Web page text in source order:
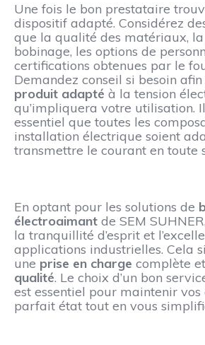
Une fois le bon prestataire
dispositif adapté. Considérez
que la qualité des matériaux,
bobinage, les options de
certifications obtenues par le
Demandez conseil si besoin afin
produit adapté à la tension
qu’impliquera votre utilisation.
essentiel que toutes les
installation électrique soient
transmettre le courant en toute
En optant pour les solutions de
électroaimant de SEM
la tranquillité d’esprit et
applications industrielles. Cela
une prise en charge complète
qualité. Le choix d’un bon
est essentiel pour maintenir
parfait état tout en vous